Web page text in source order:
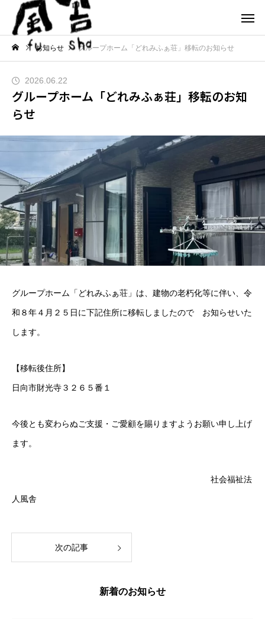
お知らせ グループホーム「どれみふぁ荘」移転のお知らせ
グループホーム「どれみふぁ荘」移転のお知
らせ
2026.06.22
グループホーム「どれみふぁ荘」は、建物の老朽化等に伴い、令
和８年４月２５日に下記住所に移転しましたので お知らせいた
します。
【移転後住所】
日向市財光寺３２６５番１
今後とも変わらぬご支援・ご愛顧を賜りますようお願い申し上げ
ます。
社会福祉法
人風舎
次の記事
新着のお知らせ